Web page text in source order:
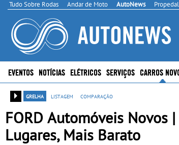
Tudo Sobre Rodas Andar de Moto AutoNews
EVENTOS NOTÍCIAS ELÉTRICOS SERVIÇOS CARROS
grelha listagem comparação
FORD Automóveis Novos
Lugares, Mais Barato